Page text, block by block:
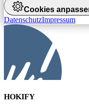
Cookies
DatenschutzImpressum
HOKIFY